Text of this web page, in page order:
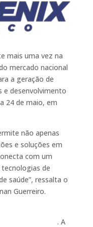
mais uma vez na
mercado nacional
a geração de
e desenvolvimento
24 de maio, em
não apenas
e soluções em
com um
de
saúde”, ressalta o
Guerreiro.
. A